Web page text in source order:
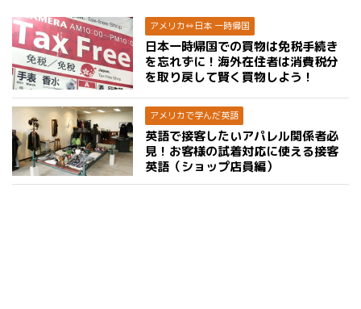
アメリカ⇔日本 一時帰国
日本一時帰国での買物は免税手続き
を忘れずに！海外在住者は消費税分
を取り戻して賢く買物しよう！
アメリカで学んだ英語
英語で接客したいアパレル関係者必
見！お客様の試着対応に使える接客
英語（ショップ店員編）